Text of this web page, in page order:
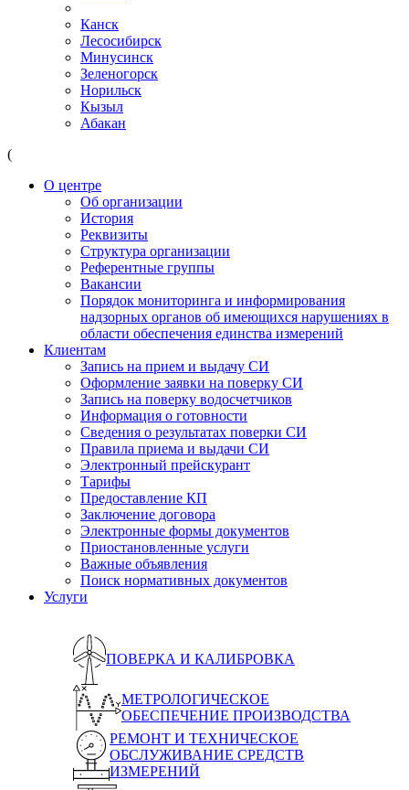
Канск
Лесосибирск
Минусинск
Зеленогорск
Норильск
Кызыл
Абакан
(
О центре
Об организации
История
Реквизиты
Структура организации
Референтные группы
Вакансии
Порядок мониторинга и информирования
надзорных органов об имеющихся нарушениях в
области обеспечения единства измерений
Клиентам
Запись на прием и выдачу СИ
Оформление заявки на поверку СИ
Запись на поверку водосчетчиков
Информация о готовности
Сведения о результатах поверки СИ
Правила приема и выдачи СИ
Электронный прейскурант
Тарифы
Предоставление КП
Заключение договора
Электронные формы документов
Приостановленные услуги
Важные объявления
Поиск нормативных документов
Услуги
ПОВЕРКА И КАЛИБРОВКА
МЕТРОЛОГИЧЕСКОЕ
ОБЕСПЕЧЕНИЕ ПРОИЗВОДСТВА
РЕМОНТ И ТЕХНИЧЕСКОЕ
ОБСЛУЖИВАНИЕ СРЕДСТВ
ИЗМЕРЕНИЙ